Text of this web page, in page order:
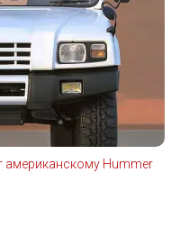
американскому Hummer